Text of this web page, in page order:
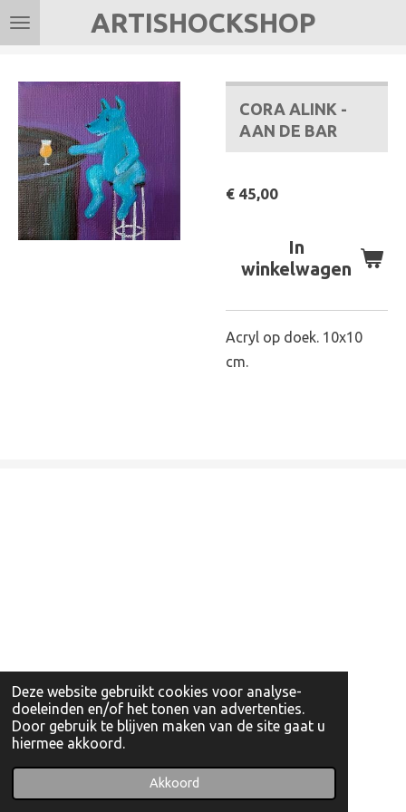
Deze website gebruikt cookies voor analyse-
doeleinden en/of het tonen van advertenties.
Door gebruik te blijven maken van de site gaat u
hiermee akkoord.
Akkoord
Ga
direct
hoofdinhoud
ARTISHOCKSHOP
CORA ALINK -
AAN DE BAR
€ 45,00
In
winkelwagen
Acryl op doek. 10x10
cm.